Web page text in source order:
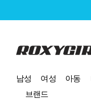
로고
남성 여성 아동
브랜드